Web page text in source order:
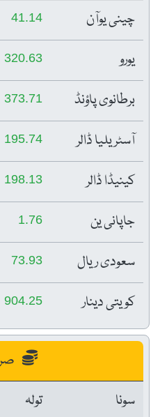
چینی یوآن
41.14
یورو 320.63
برطانوی پاؤنڈ 373.71
آسٹریلیا ڈالر 195.74
کینیڈا ڈالر 198.13
جاپانی ین 1.76
سعودی ریال 73.93
کویتی دینار 904.25
سونا
تولہ